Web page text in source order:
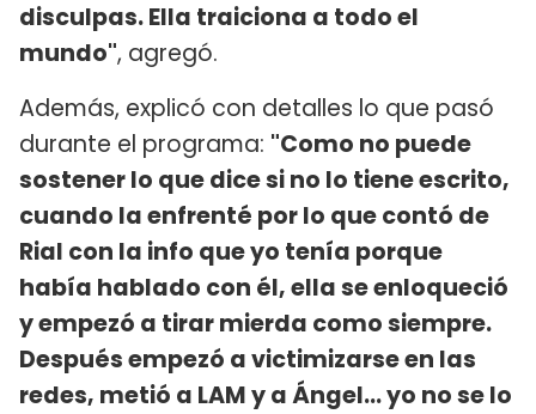
disculpas. Ella traiciona a todo el
mundo", agregó.
Además, explicó con detalles lo que pasó
durante el programa: "Como no puede
sostener lo que dice si no lo tiene escrito,
cuando la enfrenté por lo que contó de
Rial con la info que yo tenía porque
había hablado con él, ella se enloqueció
y empezó a tirar mierda como siempre.
Después empezó a victimizarse en las
redes, metió a LAM y a Ángel... yo no se lo